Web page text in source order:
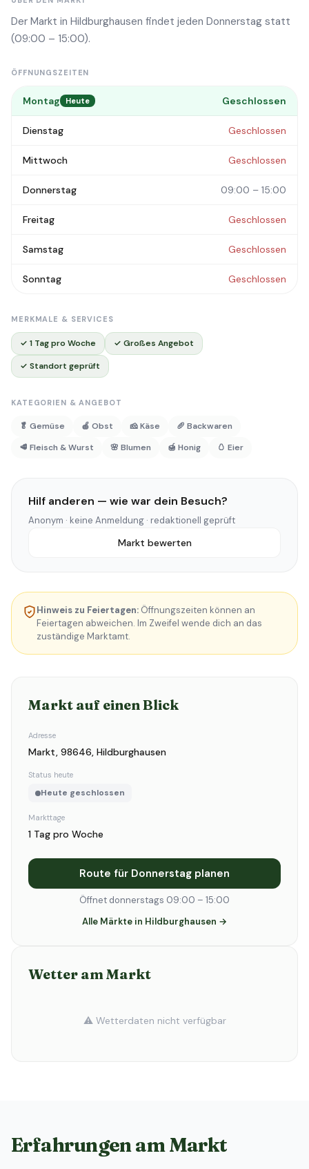
Der Markt in Hildburghausen findet jeden Donnerstag statt
(09:00 – 15:00).
ÖFFNUNGSZEITEN
Montag Heute Geschlossen
Dienstag Geschlossen
Mittwoch Geschlossen
Donnerstag 09:00 – 15:00
Freitag Geschlossen
Samstag Geschlossen
Sonntag Geschlossen
MERKMALE & SERVICES
✓ 1 Tag pro Woche ✓ Großes Angebot
✓ Standort geprüft
KATEGORIEN & ANGEBOT
🥬 Gemüse 🍎 Obst 🧀 Käse
🥖 Backwaren
🥩 Fleisch & Wurst
🌸 Blumen 🍯 Honig 🥚 Eier
Hilf anderen — wie war dein Besuch?
Anonym · keine Anmeldung · redaktionell geprüft
Markt bewerten
Hinweis zu Feiertagen: Öffnungszeiten können an
Feiertagen abweichen. Im Zweifel wende dich an das
zuständige Marktamt.
Markt auf einen Blick
Adresse
Markt, 98646, Hildburghausen
Status heute
Heute geschlossen
Markttage
1 Tag pro Woche
Route für Donnerstag planen
Öffnet donnerstags 09:00 – 15:00
Alle Märkte in Hildburghausen →
Wetter am Markt
⚠️ Wetterdaten nicht verfügbar
Erfahrungen am Markt